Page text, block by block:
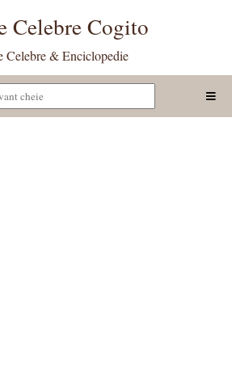
Celebre Cogito
Celebre & Enciclopedie